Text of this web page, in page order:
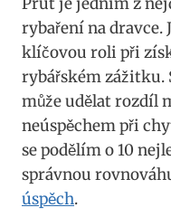
rybaření na‍ dravce.
klíčovou roli při‌
rybářském zážitku.
může ⁤udělat ‍rozdíl
neúspěchem při‌
se ⁢podělím⁤ o 10
správnou
úspěch.